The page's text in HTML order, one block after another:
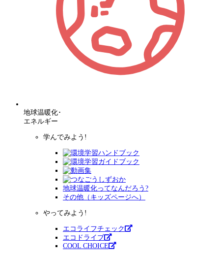
地球温暖化･
エネルギー
学んでみよう!
地球温暖化ってなんだろう?
その他（キッズページへ）
やってみよう!
エコライフチェック
エコドライブ
COOL CHOICE